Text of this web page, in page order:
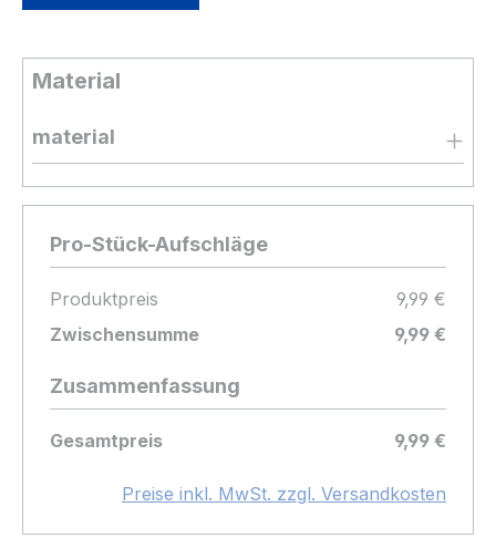
Material
material
Pro-Stück-Aufschläge
Produktpreis
9,99 €
Zwischensumme
9,99 €
Zusammenfassung
Gesamtpreis 9,99 €
Preise inkl. MwSt. zzgl. Versandkosten